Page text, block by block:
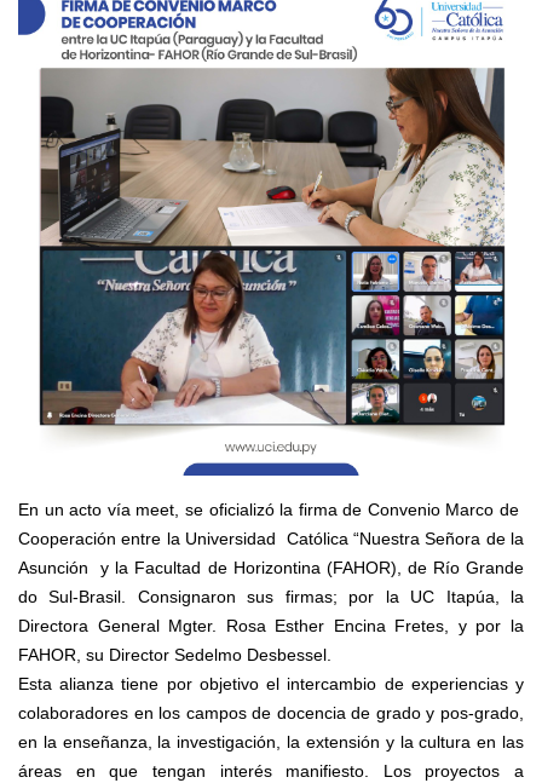
En un acto vía meet, se oficializó la firma de Convenio Marco de
Cooperación entre la Universidad Católica “Nuestra Señora de la
Asunción y la Facultad de Horizontina (FAHOR), de Río Grande
do Sul-Brasil. Consignaron sus firmas; por la UC Itapúa, la
Directora General Mgter. Rosa Esther Encina Fretes, y por la
FAHOR, su Director Sedelmo Desbessel.
Esta alianza tiene por objetivo el intercambio de experiencias y
colaboradores en los campos de docencia de grado y pos-grado,
en la enseñanza, la investigación, la extensión y la cultura en las
áreas en que tengan interés manifiesto. Los proyectos a